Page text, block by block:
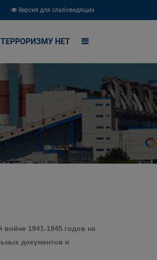
Версия для слабовидящих
ТЕРРОРИЗМУ НЕТ
1941-1945 годов на
документов и